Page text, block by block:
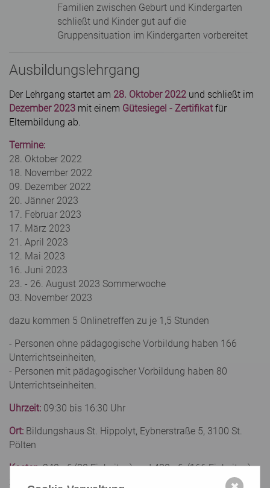
Familien zwischen Geburt und Kindergarten
schließt und Kinder gut auf die
Gruppensituation im Kindergarten vorbereitet
Ausbildungslehrgang
Der Lehrgang startet am 28. Oktober 2022 und schließt im
Dezember 2023 mit einem Gütesiegel - Zertifikat für
Elternbildung ab.
Termine:
28. Oktober 2022
18. November 2022
09. Dezember 2022
20. Jänner 2023
17. Februar 2023
17. März 2023
21. April 2023
12. Mai 2023
16. Juni 2023
23. - 26. August 2023 Sommerwoche
03. November 2023
dazu kommen 5 Onlinetreffen zu je 1,5 Stunden
- Personen ohne pädagogische Vorbildung haben 166
Unterrichtseinheiten,
- Personen mit pädagogischer Vorbildung haben 80
Unterrichtseinheiten.
Uhrzeit: 09:30 bis 16:30 Uhr
Ort: Bildungshaus St. Hippolyt, Eybnerstraße 5, 3100 St.
Pölten
Kosten:240,- € (80 Einheiten) und 480,- €, (166 Einheiten)
zahlbar in Teilbeträgen, excl. Förderungen (für Menschen